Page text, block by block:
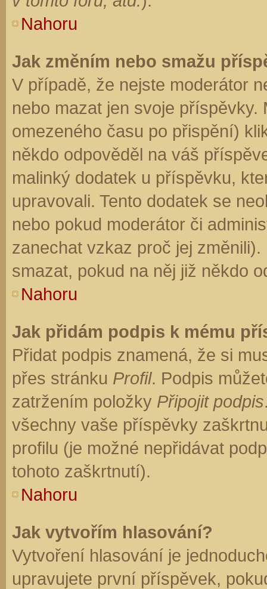
Nahoru
Jak změním nebo smažu
V případě, že nejste moderátor
nebo mazat jen svoje
omezeného času po přispění)
někdo odpověděl na váš
malinký dodatek u příspěvku,
upravovali. Tento dodatek se
nebo pokud moderátor či
zanechat vzkaz proč jej
smazat, pokud na něj již někdo
Nahoru
Jak přidám podpis k mému
Přidat podpis znamená, že si
přes stránku Profil. Podpis
zatržením položky Připojit podpis
všechny vaše příspěvky
profilu (je možné nepřidávat
tohoto zaškrtnutí).
Nahoru
Jak vytvořím hlasování?
Vytvoření hlasování je
upravujete první příspěvek,